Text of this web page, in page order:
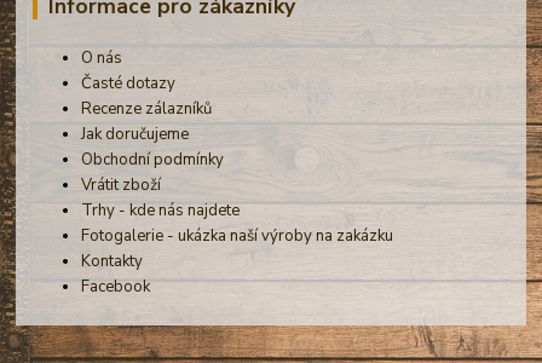
Informace pro zákazníky
O nás
Časté dotazy
Recenze zálazníků
Jak doručujeme
Obchodní podmínky
Vrátit zboží
Trhy - kde nás najdete
Fotogalerie - ukázka naší výroby na zakázku
Kontakty
Facebook